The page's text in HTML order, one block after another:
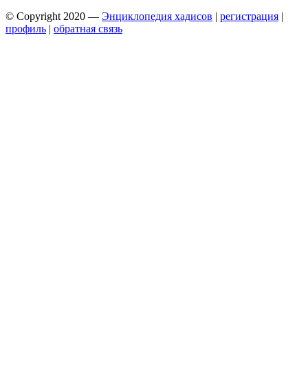
© Copyright 2020 — Энциклопедия хадисов | регистрация |
профиль | обратная связь